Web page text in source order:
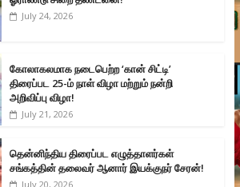
July 24, 2026
கோலாகலமாக நடைபெற்ற ‘கான் சிட்டி’
திரைப்பட 25-ம் நாள் விழா மற்றும் நன்றி
அறிவிப்பு விழா!
July 21, 2026
தென்னிந்திய திரைப்பட எழுத்தாளர்கள்
சங்கத்தின் தலைவர் ஆனார் இயக்குநர் சேரன்!
July 20, 2026